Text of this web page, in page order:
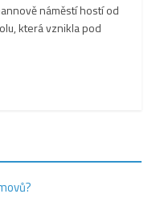
náměstí hostí od
která vznikla pod